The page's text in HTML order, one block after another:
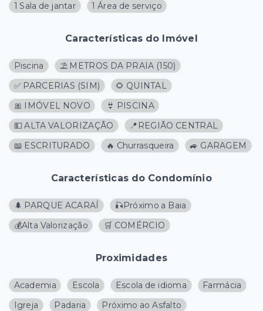
1 Sala de jantar
1 Área de serviço
Características do Imóvel
Piscina ⛱️ METROS DA PRAIA (150)
✅ PARCERIAS (SIM)
🌻 QUINTAL
🎀 IMÓVEL NOVO
👙 PISCINA
💵 ALTA VALORIZAÇÃO
📍REGIÃO CENTRAL
📖 ESCRITURADO
🔥 Churrasqueira 🚙 GARAGEM
Características do Condomínio
🌲 PARQUE ACARAÍ
🎣Próximo a Baia
💰Alta Valorização
🛒 COMÉRCIO
Proximidades
Academia Escola Escola de idioma
Farmácia
Igreja
Padaria
Próximo ao Asfalto